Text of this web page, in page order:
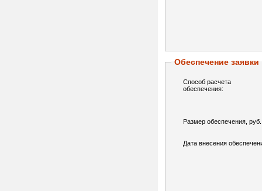
Обеспечение заявки
Способ расчета
обеспечения:
Размер обеспечения,
Дата внесения